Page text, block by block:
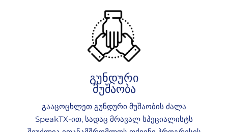
გუნდური
მუშაობა
გააცოცხლეთ გუნდური მუშაობის ძალა
SpeakTX-ით, სადაც მრავალ სპეციალისტს